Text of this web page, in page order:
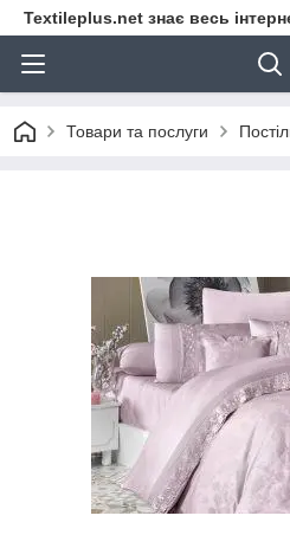
Textileplus.net знає весь
Товари та послуги